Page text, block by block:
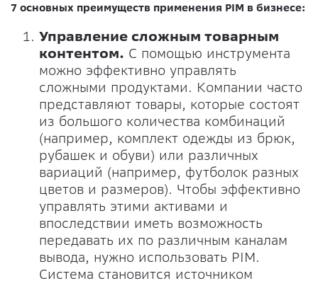
7 основных преимуществ применения PIM в бизнесе:
Управление сложным товарным
контентом. С помощью инструмента
можно эффективно управлять
сложными продуктами. Компании часто
представляют товары, которые состоят
из большого количества комбинаций
(например, комплект одежды из брюк,
рубашек и обуви) или различных
вариаций (например, футболок разных
цветов и размеров). Чтобы эффективно
управлять этими активами и
впоследствии иметь возможность
передавать их по различным каналам
вывода, нужно использовать PIM.
Система становится источником